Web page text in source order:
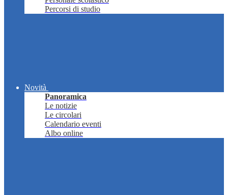
Percorsi di studio
Novità
Panoramica
Le notizie
Le circolari
Calendario eventi
Albo online